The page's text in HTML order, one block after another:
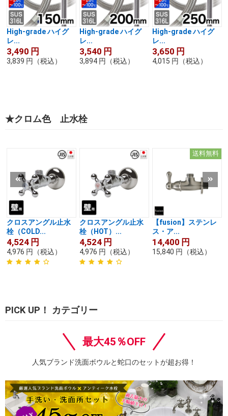
High-grade ハイグ
レ...
3,490 円
3,839 円 （税込）
High-grade ハイグ
レ...
3,540 円
3,894 円 （税込）
High-grade ハイグ
レ...
3,650 円
4,015 円 （税込）
★クロム色 止水栓
クロスアングル止水
栓（COLD...
4,524 円
4,976 円 （税込）
クロスアングル止水
栓（HOT）...
4,524 円
4,976 円 （税込）
送料無料
【fusion】ステンレ
ス・ア...
14,400 円
15,840 円 （税込）
PICK UP！ カテゴリー
最大45％OFF
人気ブランド洗面ボウルと蛇口のセットが超お得！